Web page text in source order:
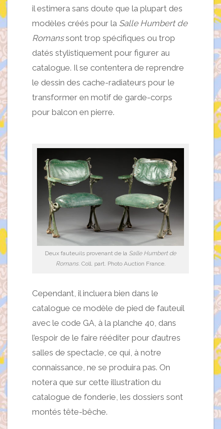
il estimera sans doute que la plupart des
modèles créés pour la Salle Humbert de
Romanssont trop spécifiques ou trop
datés stylistiquement pour figurer au
catalogue. Il se contentera de reprendre
le dessin des cache-radiateurs pour le
transformer en motif de garde-corps
pour balcon en pierre.
Deux fauteuils provenant de la Salle Humbert de
Romans. Coll. part. Photo Auction France.
Cependant, il incluera bien dans le
catalogue ce modèle de pied de fauteuil
avec le code GA, à la planche 40, dans
l’espoir de le faire rééditer pour d’autres
salles de spectacle, ce qui, à notre
connaissance, ne se produira pas. On
notera que sur cette illustration du
catalogue de fonderie, les dossiers sont
montés tête-bêche.